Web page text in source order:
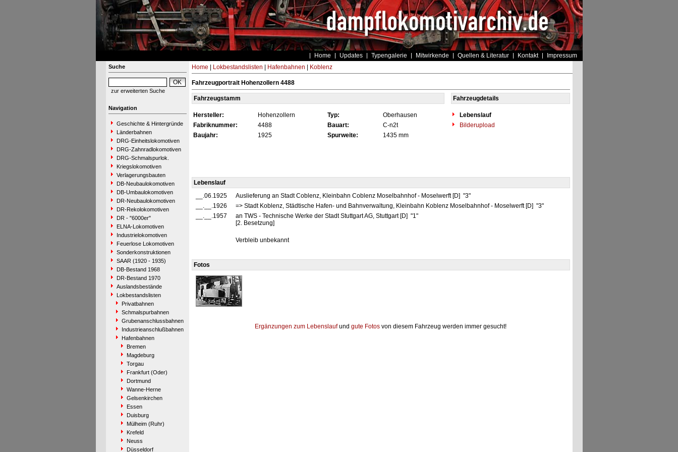
Home Updates Typengalerie Mitwirkende Quellen & Literatur Kontakt Impressum
Suche
zur erweiterten Suche
Navigation
Geschichte & Hintergründe
Länderbahnen
DRG-Einheitslokomotiven
DRG-Zahnradlokomotiven
DRG-Schmalspurlok.
Kriegslokomotiven
Verlagerungsbauten
DB-Neubaulokomotiven
DB-Umbaulokomotiven
DR-Neubaulokomotiven
DR-Rekolokomotiven
DR - "6000er"
ELNA-Lokomotiven
Industrielokomotiven
Feuerlose Lokomotiven
Sonderkonstruktionen
SAAR (1920 - 1935)
DB-Bestand 1968
DR-Bestand 1970
Auslandsbestände
Lokbestandslisten
Privatbahnen
Schmalspurbahnen
Grubenanschlussbahnen
Industrieanschlußbahnen
Hafenbahnen
Bremen
Magdeburg
Torgau
Frankfurt (Oder)
Dortmund
Wanne-Herne
Gelsenkirchen
Essen
Duisburg
Mülheim (Ruhr)
Krefeld
Neuss
Düsseldorf
Home Lokbestandslisten Hafenbahnen Koblenz
Fahrzeugportrait Hohenzollern 4488
Fahrzeugstamm Fahrzeugdetails
Hersteller: Hohenzollern Typ: Oberhausen
Lebenslauf
Fabriknummer:
4488 Bauart: C-n2t
Bilderupload
Baujahr:
1925 Spurweite: 1435 mm
Lebenslauf
__.06.1925
Auslieferung an Stadt Coblenz, Kleinbahn Coblenz Moselbahnhof - Moselwerft [D] "3"
__.__.1926
=> Stadt Koblenz, Städtische Hafen- und Bahnverwaltung, Kleinbahn Koblenz Moselbahnhof - Moselwerft [D] "3"
__.__.1957
an TWS - Technische Werke der Stadt Stuttgart AG, Stuttgart [D] "1"
[2. Besetzung]
Verbleib unbekannt
Fotos
Ergänzungen zum Lebenslaufund gute Fotos von diesem Fahrzeug werden immer gesucht!